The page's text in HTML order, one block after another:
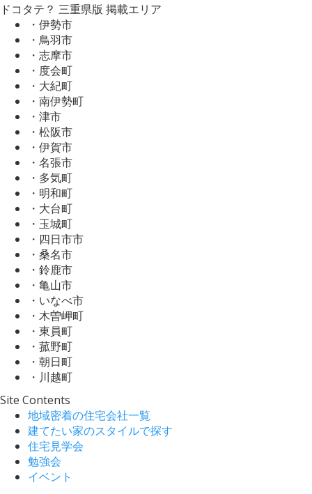
ドコタテ？ 三重県版 掲載エリア
・伊勢市
・鳥羽市
・志摩市
・度会町
・大紀町
・南伊勢町
・津市
・松阪市
・伊賀市
・名張市
・多気町
・明和町
・大台町
・玉城町
・四日市市
・桑名市
・鈴鹿市
・亀山市
・いなべ市
・木曽岬町
・東員町
・菰野町
・朝日町
・川越町
Site Contents
地域密着の住宅会社一覧
建てたい家のスタイルで探す
住宅見学会
勉強会
イベント